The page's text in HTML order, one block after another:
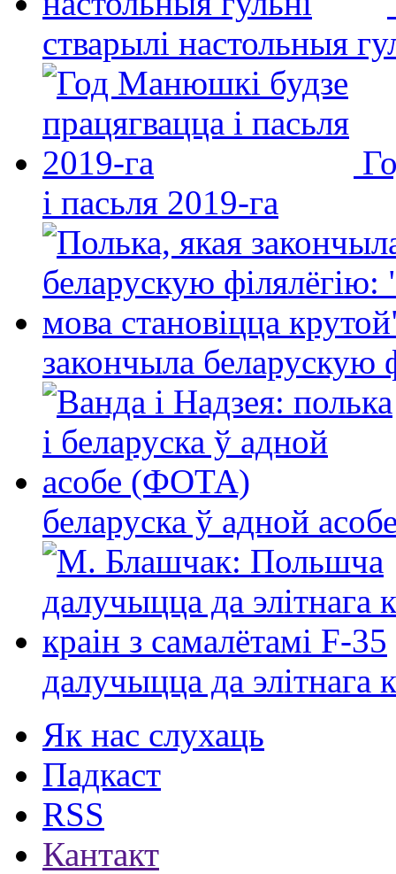
стварылі настольныя
і пасьля 2019-га
закончыла беларускую
беларуска ў адной
далучыцца да элітнага
Як нас слухаць
Падкаст
RSS
Кантакт